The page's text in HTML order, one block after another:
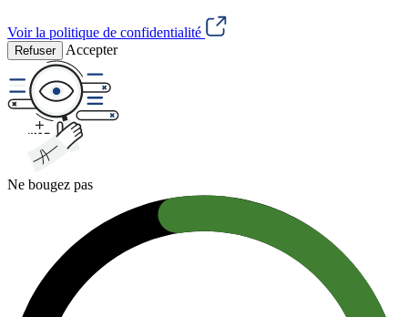
Voir la politique de confidentialité
Refuser Accepter
Ne bougez pas